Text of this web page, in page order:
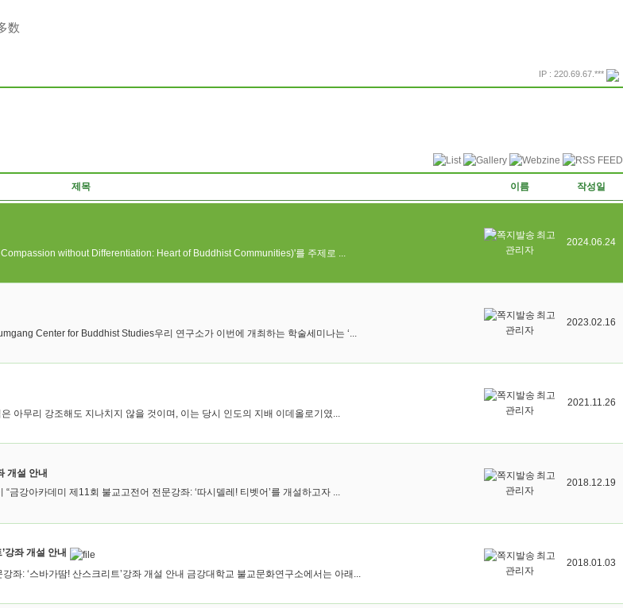
数
IP : 220.69.67.***
제목 이름 작성일
without Differentiation: Heart of Buddhist Communities)'를 주제로 ...
최고
관리자
2024.06.24
Center for Buddhist Studies우리 연구소가 이번에 개최하는 학술세미나는 ‘...
최고
관리자
2023.02.16
아무리 강조해도 지나치지 않을 것이며, 이는 당시 인도의 지배 이데올로기였...
최고
관리자
2021.11.26
개설 안내
강아카데미 제11회 불교고전어 전문강좌: ‘따시델레! 티벳어’를 개설하고자 ...
최고
관리자
2018.12.19
강좌 개설 안내
: ‘스바가땀! 산스크리트’강좌 개설 안내 금강대학교 불교문화연구소에서는 아래...
최고
관리자
2018.01.03